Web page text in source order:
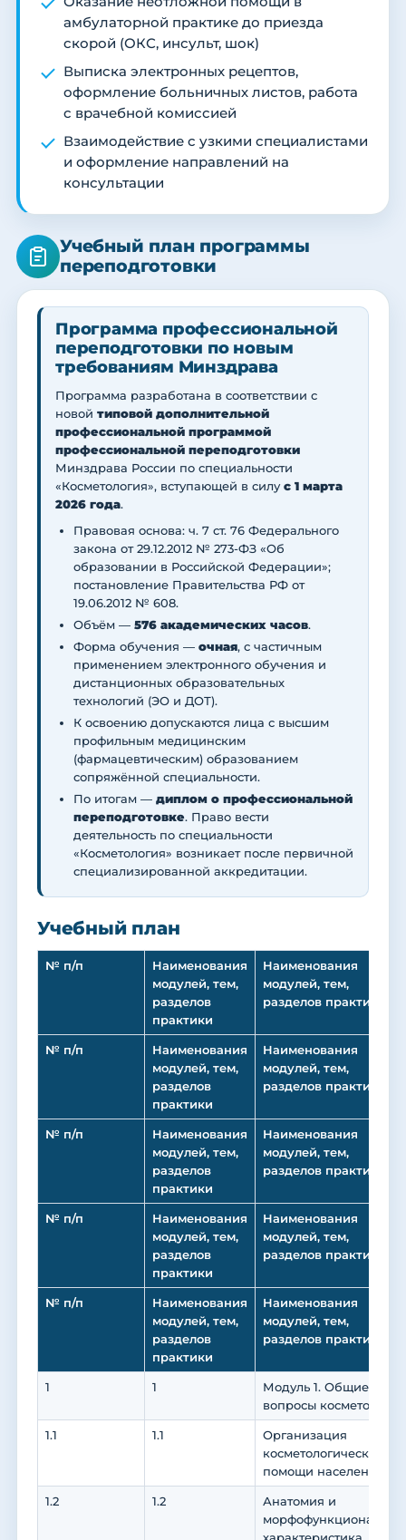
амбулаторной практике до приезда
скорой (ОКС, инсульт, шок)
Выписка электронных рецептов,
оформление больничных листов, работа
с врачебной комиссией
Взаимодействие с узкими специалистами
и оформление направлений на
консультации
Учебный план программы
переподготовки
Программа профессиональной
переподготовки по новым
требованиям Минздрава
Программа разработана в соответствии с
новой типовой дополнительной
профессиональной программой
профессиональной переподготовки
Минздрава России по специальности
«Косметология», вступающей в силус 1 марта
2026 года.
Правовая основа: ч. 7 ст. 76 Федерального
закона от 29.12.2012 № 273-ФЗ «Об
образовании в Российской Федерации»;
постановление Правительства РФ от
19.06.2012 № 608.
Объём — 576 академических часов.
Форма обучения — очная, с частичным
применением электронного обучения и
дистанционных образовательных
технологий (ЭО и ДОТ).
К освоению допускаются лица с высшим
профильным медицинским
(фармацевтическим) образованием
сопряжённой специальности.
По итогам — диплом о профессиональной
переподготовке. Право вести
деятельность по специальности
«Косметология» возникает после первичной
специализированной аккредитации.
Учебный план
№ п/п
Наименования
модулей, тем,
разделов
практики
Наименования
модулей, тем,
разделов практики
№ п/п
Наименования
модулей, тем,
разделов
практики
Наименования
модулей, тем,
разделов практики
№ п/п
Наименования
модулей, тем,
разделов
практики
Наименования
модулей, тем,
разделов практики
№ п/п
Наименования
модулей, тем,
разделов
практики
Наименования
модулей, тем,
разделов практики
№ п/п
Наименования
модулей, тем,
разделов
практики
Наименования
модулей, тем,
разделов практики
1 1
Модуль 1. Общие
вопросы косметологии
1.1 1.1
Организация
косметологической
помощи населению
1.2 1.2
Анатомия и